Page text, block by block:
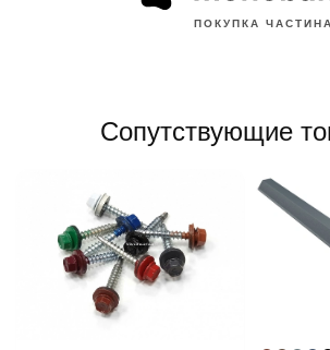
ПОКУПКА
Сопутствующие